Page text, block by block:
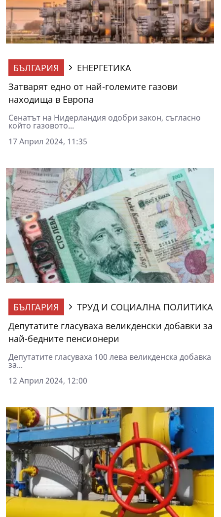
БЪЛГАРИЯ
ЕНЕРГЕТИКА
Затварят едно от най-големите газови
находища в Европа
Сенатът на Нидерландия одобри закон, съгласно
който газовото...
17 Април 2024, 11:35
БЪЛГАРИЯ
ТРУД И СОЦИАЛНА ПОЛИТИКА
Депутатите гласуваха великденски добавки за
най-бедните пенсионери
Депутатите гласуваха 100 лева великденска добавка
за...
12 Април 2024, 12:00